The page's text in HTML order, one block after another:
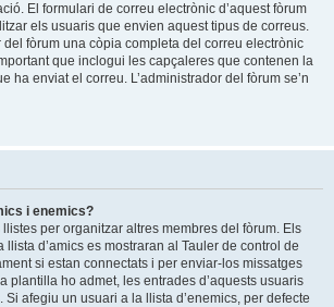
El formulari de correu electrònic d’aquest fòrum
els usuaris que envien aquest tipus de correus.
del fòrum una còpia completa del correu electrònic
que inclogui les capçaleres que contenen la
ha enviat el correu. L’administrador del fòrum se’n
i enemics?
per organitzar altres membres del fòrum. Els
d’amics es mostraran al Tauler de control de
si estan connectats i per enviar-los missatges
plantilla ho admet, les entrades d’aquests usuaris
afegiu un usuari a la llista d’enemics, per defecte